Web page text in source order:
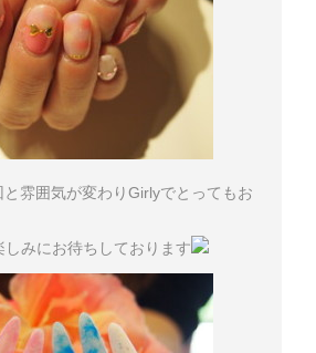
雰囲気が変わりGirlyでとってもお
しみにお待ちしております